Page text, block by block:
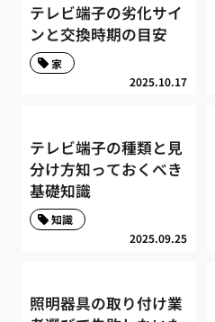
テレビ端子の劣化サイ
ンと交換時期の目安
2025.10.17
家
テレビ端子の種類と見
分け方知っておくべき
基礎知識
2025.09.25
知識
照明器具の取り付け業